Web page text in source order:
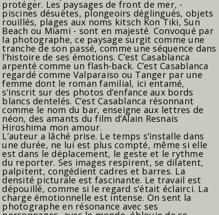
protéger. Les paysages de front de mer, -
piscines désuètes, plongeoirs déglingués, objets
rouillés, plages aux noms kitsch Kon Tiki, Sun
Beach ou Miami - sont en majesté. Convoqué par
la photographe, ce paysage surgit comme une
tranche de son passé, comme une séquence dans
l’histoire de ses émotions. C’est Casablanca
arpenté comme un flash-back. C’est Casablanca
regardé comme Valparaiso ou Tanger par une
femme dont le roman familial, ici entamé,
s’inscrit sur des photos d’enfance aux bords
blancs dentelés. C’est Casablanca résonnant
comme le nom du bar, enseigne aux lettres de
néon, des amants du film d’Alain Resnais
Hiroshima mon amour.
L’auteur a lâché prise. Le temps s’installe dans
une durée, ne lui est plus compté, même si elle
est dans le déplacement, le geste et le rythme
du reporter. Ses images respirent, se dilatent,
palpitent, congédient cadres et barres. La
densité picturale est fascinante. Le travail est
dépouillé, comme si le regard s’était éclairci. La
charge émotionnelle est intense. On sent la
photographe en résonance avec ses